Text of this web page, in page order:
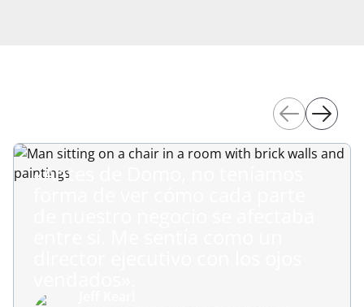
«Antes de Domo, no teníamos